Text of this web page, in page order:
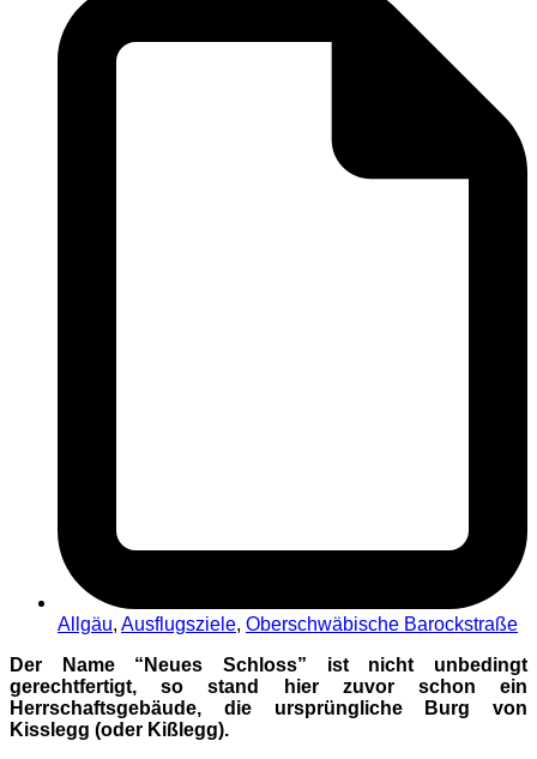
Allgäu, Ausflugsziele, Oberschwäbische Barockstraße
Der Name “Neues Schloss” ist nicht unbedingt
gerechtfertigt, so stand hier zuvor schon ein
Herrschaftsgebäude, die ursprüngliche Burg von
Kisslegg (oder Kißlegg).